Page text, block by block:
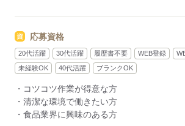
調合タンクへの投入
計量した原料を調合タンクへ投入。
温度や撹拌（かくはん）スピードなどを設
調合機械の運転を開始し、異常がないかチ
自動で混ぜ合わせてくれるので、基本は見
ン操作です。
応募資格
20代活躍 30代活躍 履歴書不要 WEB登録
未経験OK
40代活躍 ブランクOK
・コツコツ作業が得意な方
・清潔な環境で働きたい方
・食品業界に興味のある方